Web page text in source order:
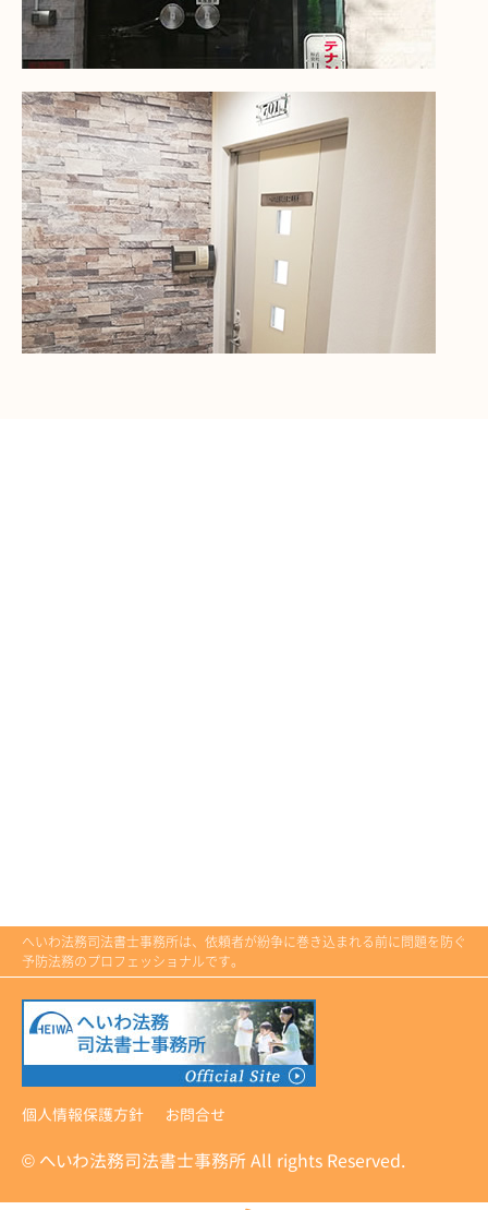
へいわ法務司法書士事務所は、依頼者が紛争に巻き込まれる前に問題を防ぐ
予防法務のプロフェッショナルです。
個人情報保護方針 お問合せ
© へいわ法務司法書士事務所 All rights Reserved.